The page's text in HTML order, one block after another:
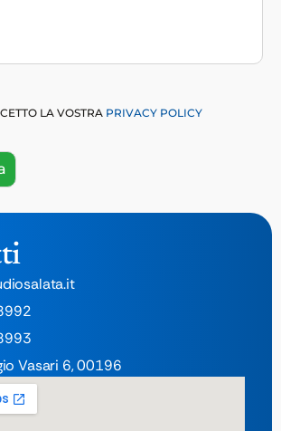
Vasari 6, 00196
LA VOSTRA PRIVACY POLICY